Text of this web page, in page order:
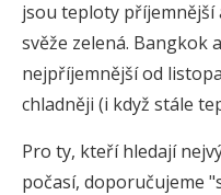
jsou teploty příjemnější
svěže zelená. Bangkok
nejpříjemnější od
chladněji (i když stále
Pro ty, kteří hledají
počasí, doporučujeme